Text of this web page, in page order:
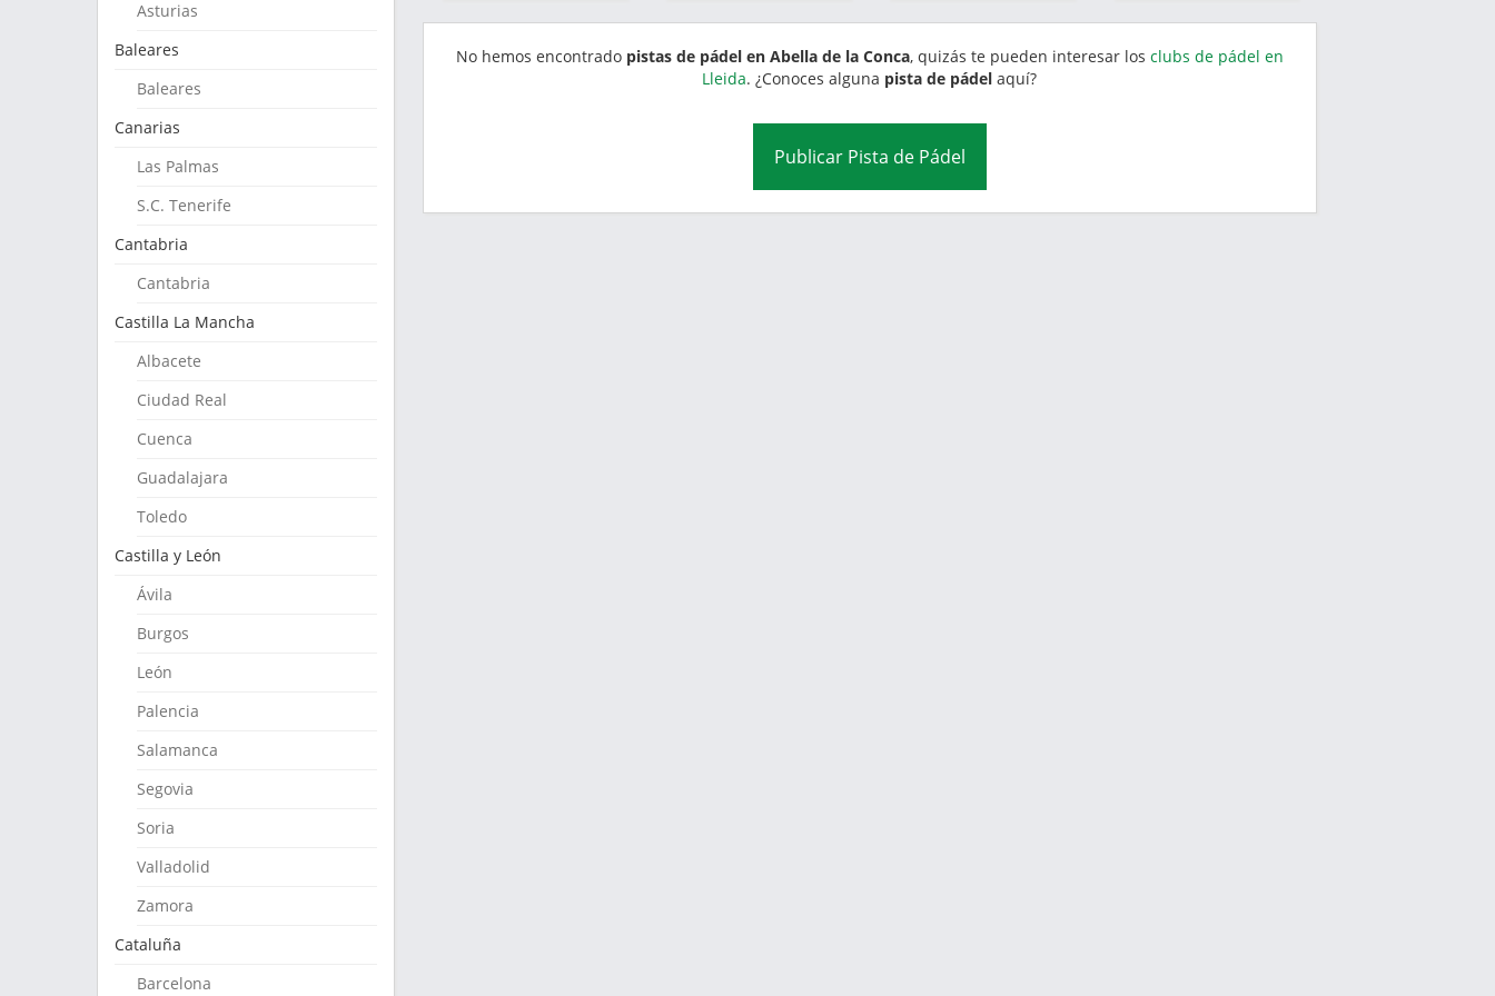
Asturias
Baleares
Baleares
Canarias
Las Palmas
S.C. Tenerife
Cantabria
Cantabria
Castilla La Mancha
Albacete
Ciudad Real
Cuenca
Guadalajara
Toledo
Castilla y León
Ávila
Burgos
León
Palencia
Salamanca
Segovia
Soria
Valladolid
Zamora
Cataluña
Barcelona
No hemos encontrado pistas de pádel en Abella de la Conca, quizás te pueden interesar los clubs de pádel en
Lleida. ¿Conoces alguna pista de pádel aquí?
Publicar Pista de Pádel